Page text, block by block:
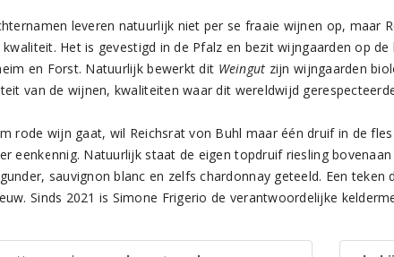
leveren natuurlijk niet per se fraaie wijnen op, maar
Het is gevestigd in de Pfalz en bezit wijngaarden op
en Forst. Natuurlijk bewerkt dit Weingut zijn wijngaarden
van de wijnen, kwaliteiten waar dit wereldwijd
rode wijn gaat, wil Reichsrat von Buhl maar één druif in de
eenkennig. Natuurlijk staat de eigen topdruif riesling
sauvignon blanc en zelfs chardonnay geteeld. Een teken
Sinds 2021 is Simone Frigerio de verantwoordelijke